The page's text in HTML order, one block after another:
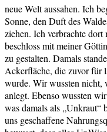
neue Welt aussahen. Ich
Sonne, den Duft des
ziehen. Ich verbrachte
beschloss mit meiner
zu gestalten. Damals
Ackerfläche, die zuvor für
wurde. Wir wussten nicht,
anlegt. Ebenso wussten
was damals als „Unkraut“
uns geschaffene